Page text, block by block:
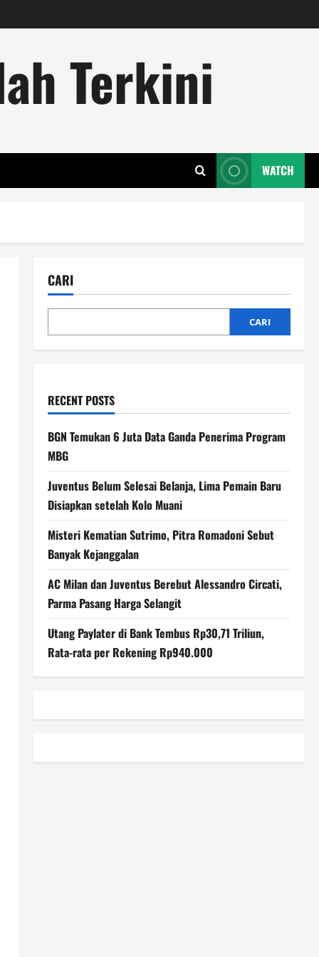
Terkini
WATCH
CARI
CARI
RECENT POSTS
BGN Temukan 6 Juta Data Ganda Penerima Program
MBG
Juventus Belum Selesai Belanja, Lima Pemain Baru
Disiapkan setelah Kolo Muani
Misteri Kematian Sutrimo, Pitra Romadoni Sebut
Banyak Kejanggalan
AC Milan dan Juventus Berebut Alessandro Circati,
Parma Pasang Harga Selangit
Utang Paylater di Bank Tembus Rp30,71 Triliun,
Rata-rata per Rekening Rp940.000